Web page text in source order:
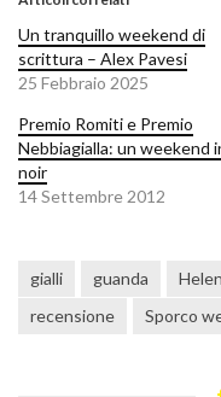
Un tranquillo weekend di
scrittura – Alex Pavesi
25 Febbraio 2025
Premio Romiti e Premio
Nebbiagialla: un weekend
noir
14 Settembre 2012
gialli guanda
recensione
Sporco